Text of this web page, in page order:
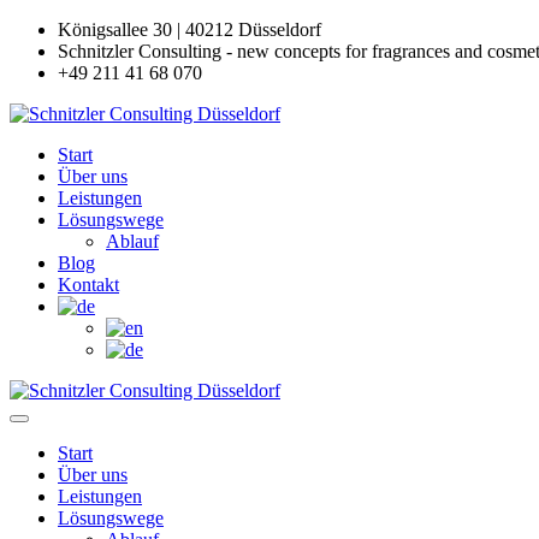
Königsallee 30 | 40212 Düsseldorf
Schnitzler Consulting - new concepts for fragrances and
+49 211 41 68 070
Start
Über uns
Leistungen
Lösungswege
Ablauf
Blog
Kontakt
Start
Über uns
Leistungen
Lösungswege